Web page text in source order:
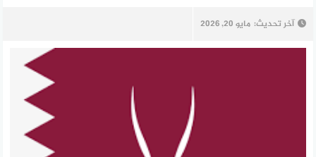
آخر تحديث: مايو 20, 2026